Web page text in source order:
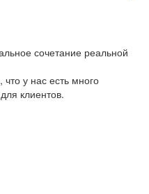
сочетание реальной
у нас есть много
клиентов.